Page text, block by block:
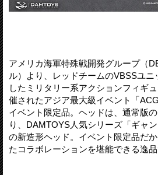
アメリカ海軍特殊戦開発グループ（
ル）より、レッドチームのVBSSユニ
したミリタリー系アクションフィギ
催されたアジア最大級イベント「
イベント限定品。ヘッドは、通常版
り、DAMTOYS人気シリーズ「ギャ
の新造形ヘッド。イベント限定品だ
たコラボレーションを堪能できる逸品